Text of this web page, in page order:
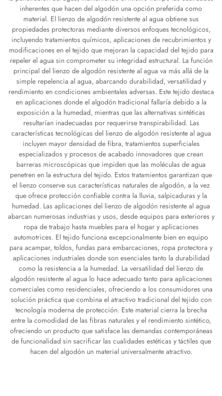
inherentes que hacen del algodón una opción preferida como
material. El lienzo de algodón resistente al agua obtiene sus
propiedades protectoras mediante diversos enfoques tecnológicos,
incluyendo tratamientos químicos, aplicaciones de recubrimientos y
modificaciones en el tejido que mejoran la capacidad del tejido para
repeler el agua sin comprometer su integridad estructural. La función
principal del lienzo de algodón resistente al agua va más allá de la
simple repelencia al agua, abarcando durabilidad, versatilidad y
rendimiento en condiciones ambientales adversas. Este tejido destaca
en aplicaciones donde el algodón tradicional fallaría debido a la
exposición a la humedad, mientras que las alternativas sintéticas
resultarían inadecuadas por requerirse transpirabilidad. Las
características tecnológicas del lienzo de algodón resistente al agua
incluyen mayor densidad de fibra, tratamientos superficiales
especializados y procesos de acabado innovadores que crean
barreras microscópicas que impiden que las moléculas de agua
penetren en la estructura del tejido. Estos tratamientos garantizan que
el lienzo conserve sus características naturales de algodón, a la vez
que ofrece protección confiable contra la lluvia, salpicaduras y la
humedad. Las aplicaciones del lienzo de algodón resistente al agua
abarcan numerosas industrias y usos, desde equipos para exteriores y
ropa de trabajo hasta muebles para el hogar y aplicaciones
automotrices. El tejido funciona excepcionalmente bien en equipo
para acampar, toldos, fundas para embarcaciones, ropa protectora y
aplicaciones industriales donde son esenciales tanto la durabilidad
como la resistencia a la humedad. La versatilidad del lienzo de
algodón resistente al agua lo hace adecuado tanto para aplicaciones
comerciales como residenciales, ofreciendo a los consumidores una
solución práctica que combina el atractivo tradicional del tejido con
tecnología moderna de protección. Este material cierra la brecha
entre la comodidad de las fibras naturales y el rendimiento sintético,
ofreciendo un producto que satisface las demandas contemporáneas
de funcionalidad sin sacrificar las cualidades estéticas y táctiles que
hacen del algodón un material universalmente atractivo.